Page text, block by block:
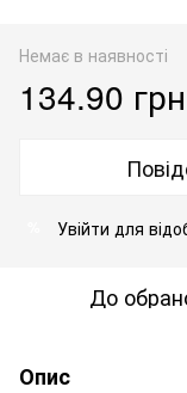
Немає в наявності
134.90 грн
Увійти для
До
Опис